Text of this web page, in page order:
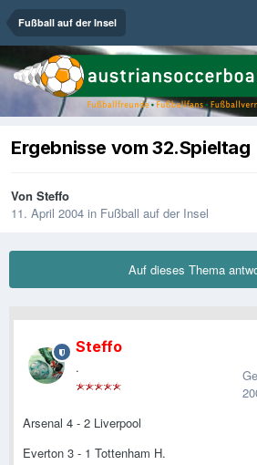
Fußball auf der Insel
Ergebnisse vom 32.Spieltag
Von Steffo
11. April 2004 in Fußball auf der Insel
Auf dieses Thema
Steffo
.
Arsenal 4 - 2 Liverpool
Everton 3 - 1 Tottenham H.